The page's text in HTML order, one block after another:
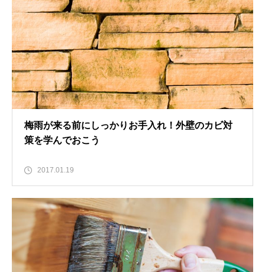
梅雨が来る前にしっかりお手入れ！外壁のカビ対
策を学んでおこう
2017.01.19